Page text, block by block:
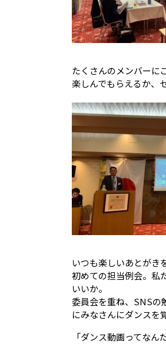
たくさんのメンバーに
楽しんでもらえるか、
いつも楽しいあとがき
初めての担当例会。私
いいか。
委員会を重ね、SNSの
にみなさんにダンスを
「ダンス動画ってなん